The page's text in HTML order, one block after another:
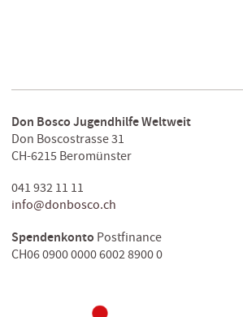
Don Bosco Jugendhilfe Weltweit
Don Boscostrasse 31
CH-6215 Beromünster
041 932 11 11
info@donbosco.ch
Spendenkonto Postfinance
CH06 0900 0000 6002 8900 0